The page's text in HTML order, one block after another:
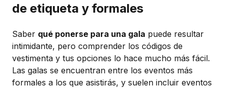
de etiqueta y formales
Saber qué ponerse para una gala puede resultar
intimidante, pero comprender los códigos de
vestimenta y tus opciones lo hace mucho más fácil.
Las galas se encuentran entre los eventos más
formales a los que asistirás, y suelen incluir eventos